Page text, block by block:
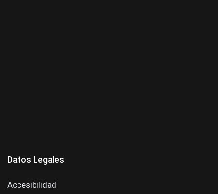
Datos Legales
Accesibilidad